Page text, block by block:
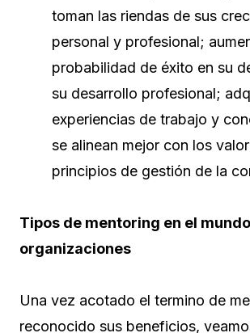
toman las riendas de sus
personal y profesional;
probabilidad de éxito en su
su desarrollo profesional;
experiencias de trabajo y
se alinean mejor con los
principios de gestión de la
Tipos de mentoring en el
organizaciones
Una vez acotado el termino de
reconocido sus beneficios,